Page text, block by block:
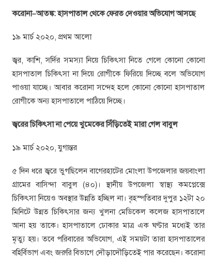
করোনা–আতঙ্ক: হাসপাতাল থেকে ফেরত দেওয়ার অভিযোগ আসছে
১৯ মার্চ ২০২০, প্রথম আলো
জ্বর, কাশি, সর্দির সমস্যা নিয়ে চিকিৎসা নিতে গেলে কোনো কোনো
হাসপাতাল চিকিৎসা না দিয়ে রোগীকে ফিরিয়ে দিচ্ছে বলে অভিযোগ
পাওয়া যাচ্ছে। আবার করোনা সন্দেহ হলে কোনো কোনো হাসপাতাল
রোগীকে অন্য হাসপাতালে পাঠিয়ে দিচ্ছে।
জ্বরের চিকিৎসা না পেয়ে খুমেকের সিঁড়িতেই মারা গেল বাবুল
১৯ মার্চ ২০২০, যুগান্তর
৫ দিন ধরে জ্বরে ভুগছিলেন বাগেরহাটের মোংলা উপজেলার জয়বাংলা
গ্রামের বাসিন্দা বাবুল (৪০)। স্থানীয় উপজেলা স্বাস্থ্য কমপ্লেক্সে
চিকিৎসা নিয়েও অবস্থার উন্নতি হচ্ছিল না। বৃহস্পতিবার দুপুর ১২টা ২০
মিনিটে উন্নত চিকিৎসার জন্য খুলনা মেডিকেল কলেজ হাসপাতালে
আনা হয় তাকে। হাসপাতালে ঢোকার মাত্র এক ঘণ্টার মধ্যেই তার
মৃত্যু হয়। তবে পরিবারের অভিযোগ, এই সময়টা তারা হাসপাতালের
বহির্বিভাগ এবং জরুরি বিভাগে দৌড়াদৌড়িতেই পার করেছেন। করোনা